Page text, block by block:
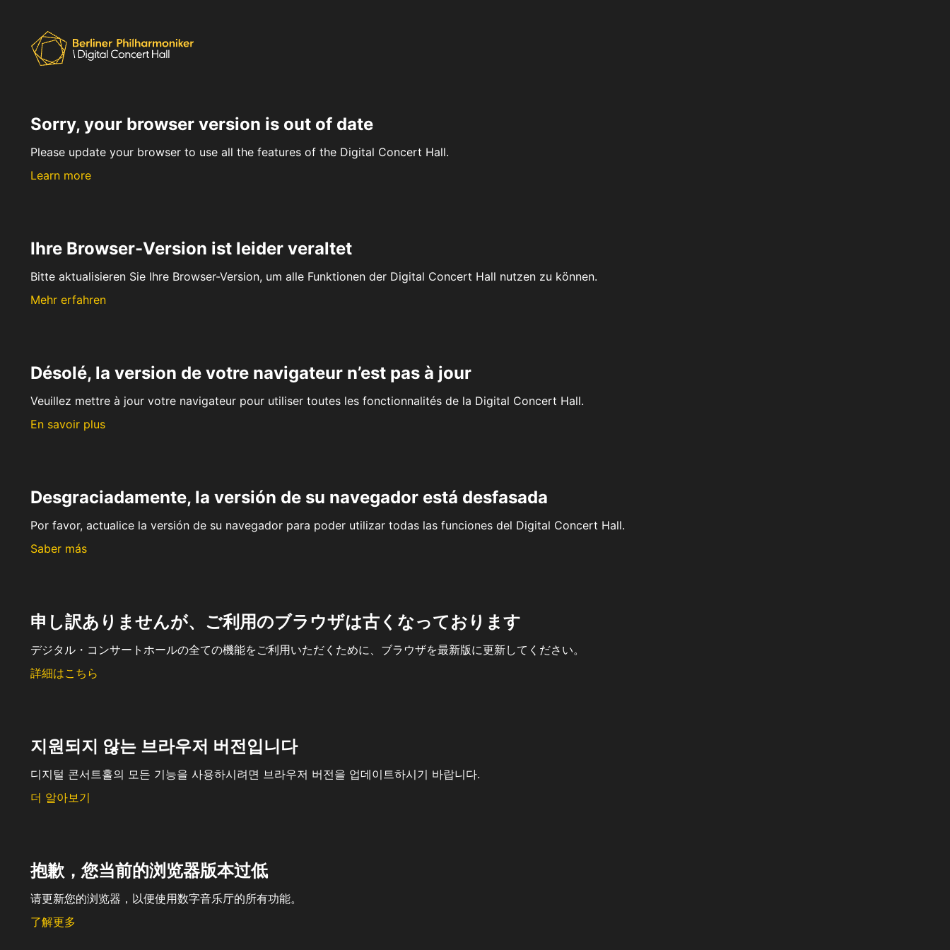
Sorry, your browser version is out of date
Please update your browser to use all the features of the Digital Concert Hall.
Learn more
Ihre Browser-Version ist leider veraltet
Bitte aktualisieren Sie Ihre Browser-Version, um alle Funktionen der Digital Concert Hall nutzen zu können.
Mehr erfahren
Désolé, la version de votre navigateur n’est pas à jour
Veuillez mettre à jour votre navigateur pour utiliser toutes les fonctionnalités de la Digital Concert Hall.
En savoir plus
Desgraciadamente, la versión de su navegador está desfasada
Por favor, actualice la versión de su navegador para poder utilizar todas las funciones del Digital Concert Hall.
Saber más
申し訳ありませんが、ご利用のブラウザは古くなっております
デジタル・コンサートホールの全ての機能をご利用いただくために、ブラウザを最新版に更新してください。
詳細はこちら
지원되지 않는 브라우저 버전입니다
디지털 콘서트홀의 모든 기능을 사용하시려면 브라우저 버전을 업데이트하시기 바랍니다.
더 알아보기
抱歉，您当前的浏览器版本过低
请更新您的浏览器，以便使用数字音乐厅的所有功能。
了解更多